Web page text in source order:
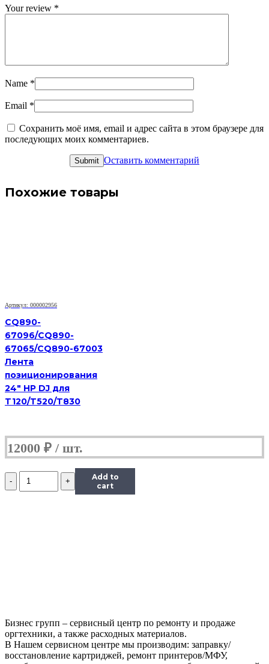
Your review *
Name *
Email *
Сохранить моё имя, email и адрес сайта в этом браузере для
последующих моих комментариев.
Оставить комментарий
Похожие товары
Артикул: 000002956
CQ890-
67096/CQ890-
67065/CQ890-67003
Лента
позиционирования
24" HP DJ для
T120/T520/T830
12000 ₽
Количество
Печатающая
Add to
cart
Бизнес групп – сервисный центр по ремонту и продаже
оргтехники, а также расходных материалов.
В Нашем сервисном центре мы производим: заправку/
восстановление картриджей, ремонт принтеров/МФУ,